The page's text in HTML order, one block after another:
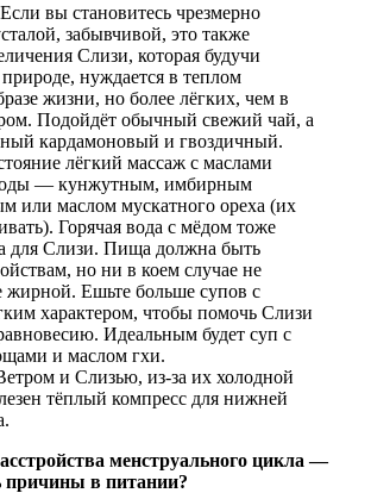
вы становитесь чрезмерно
забывчивой, это также
Слизи, которая будучи
нуждается в теплом
жизни, но более лёгких, чем в
Подойдёт обычный свежий чай, а
кардамоновый и гвоздичный.
лёгкий массаж с маслами
— кунжутным, имбирным
или маслом мускатного ореха (их
Горячая вода с мёдом тоже
для Слизи. Пища должна быть
но ни в коем случае не
жирной. Ешьте больше супов с
характером, чтобы помочь Слизи
Идеальным будет суп с
и маслом гхи.
и Слизью, из-за их холодной
тёплый компресс для нижней
менструального цикла —
причины в питании?